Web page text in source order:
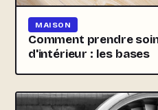
MAISON
Comment prendre
d'intérieur : les bases